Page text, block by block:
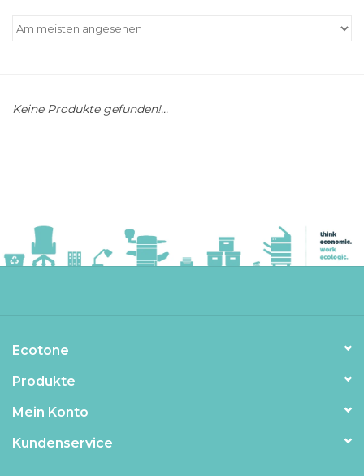
Keine Produkte gefunden!...
Ecotone
Produkte
Mein Konto
Kundenservice